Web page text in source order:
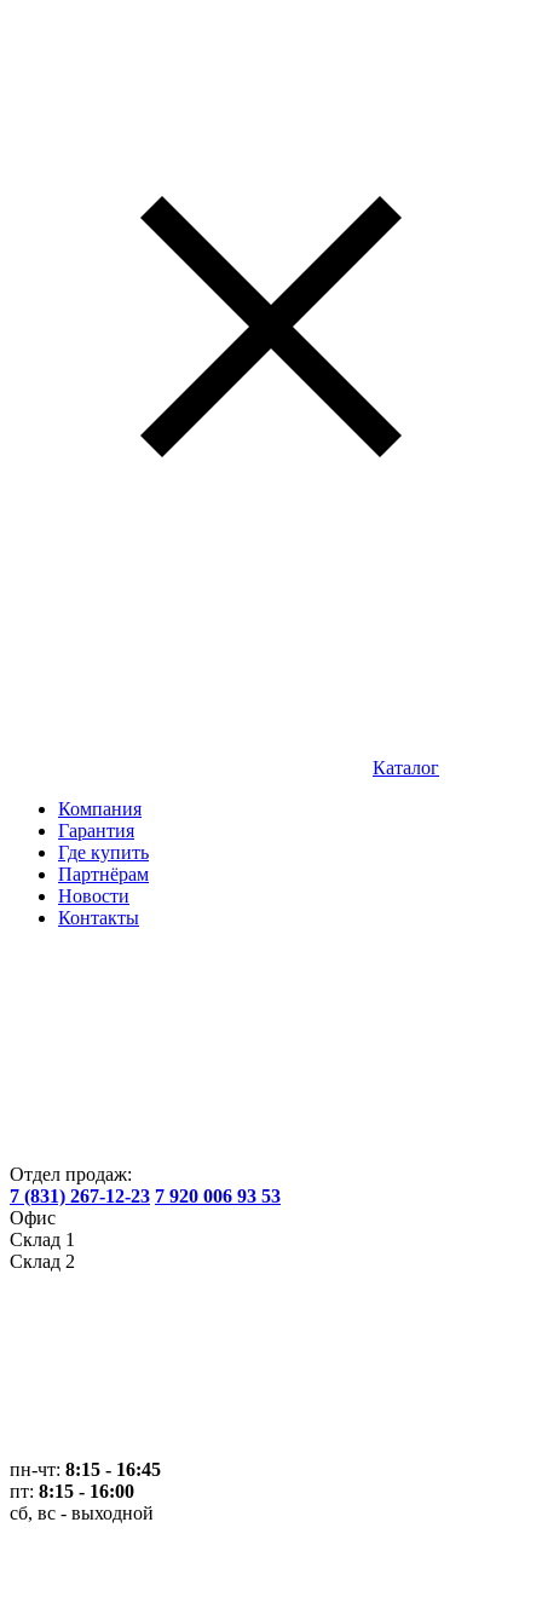
Каталог
Компания
Гарантия
Где купить
Партнёрам
Новости
Контакты
Отдел продаж:
7 (831) 267-12-23 7 920 006 93 53
Офис
Склад 1
Склад 2
пн-чт: 8:15 - 16:45
пт: 8:15 - 16:00
сб, вс - выходной